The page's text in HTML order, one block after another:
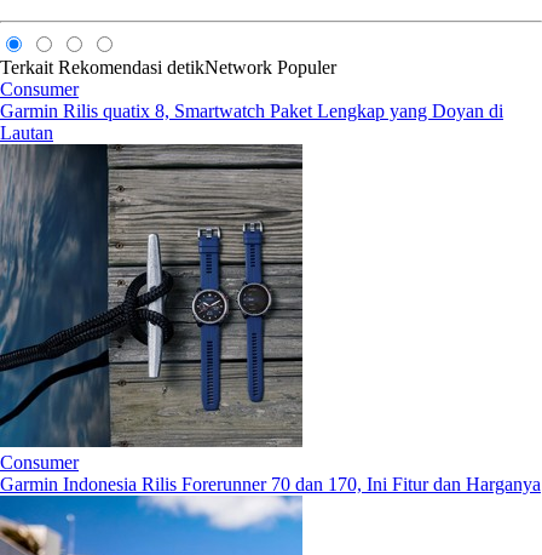
Terkait Rekomendasi detikNetwork Populer
Consumer
Garmin Rilis quatix 8, Smartwatch Paket Lengkap yang Doyan di
Lautan
Consumer
Garmin Indonesia Rilis Forerunner 70 dan 170, Ini Fitur dan Harganya